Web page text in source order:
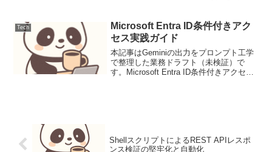
Tech
Microsoft Entra ID条件付きアク
セス実践ガイド
本記事はGeminiの出力をプロンプト工学
で整理した業務ドラフト（未検証）で
す。Microsoft Entra ID条件付きアクセス
ShellスクリプトによるREST APIレスポ
ンス検証の堅牢化と自動化